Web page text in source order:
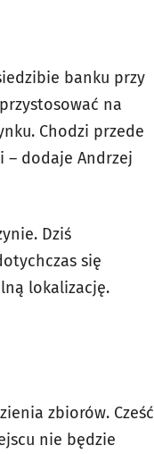
banku przy
na
Chodzi przede
– dodaje Andrzej
Dziś
się
lokalizację.
zbiorów. Cześć
nie będzie